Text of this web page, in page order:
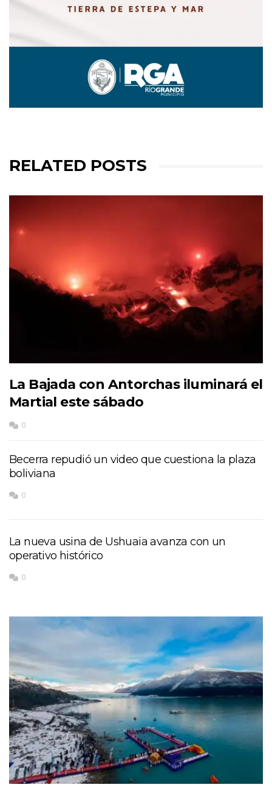
RELATED POSTS
La Bajada con Antorchas iluminará el
Martial este sábado
0
Becerra repudió un video que cuestiona la plaza
boliviana
0
La nueva usina de Ushuaia avanza con un
operativo histórico
0